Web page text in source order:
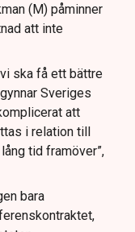
(M) påminner
att inte
ska få ett bättre
Sveriges
att
i relation till
tid framöver”,
bara